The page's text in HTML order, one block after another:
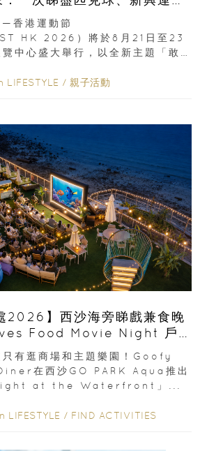
百運動品牌展覽
香港運動節
HK 2026）將於8月21日至23
中心盛大舉行，以全新主題「敢
LIFESTYLE / 親子活動
2026】西沙海旁睇戲兼食晚
Food Movie Night 戶
只有逛商場和主題樂園！Goofy
在西沙GO PARK Aqua推出
at the Waterfront」...
LIFESTYLE / FIND ACTIVITIES